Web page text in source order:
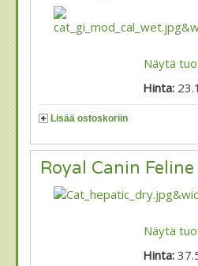
Näytä
Hinta:
Lisää ostoskoriin
Royal Canin
Näytä
Hinta: